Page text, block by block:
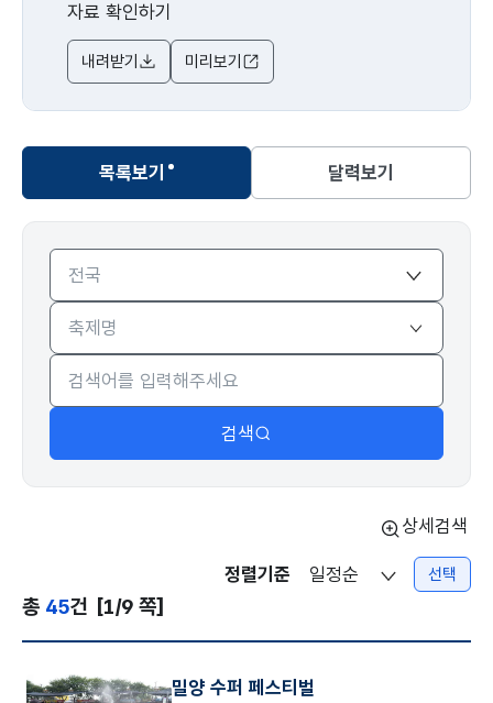
자료 확인하기
내려받기 미리보기
목록보기
선택됨
달력보기
목록보기
지역
검색대상
검색
상세검색
총 45건 [1/9 쪽]
정렬기준 선택
밀양 수퍼 페스티벌